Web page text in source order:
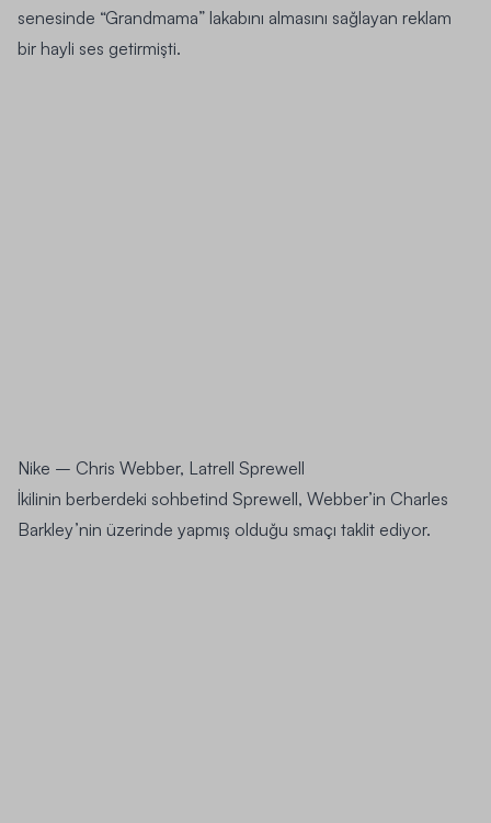
senesinde “Grandmama” lakabını almasını sağlayan reklam
bir hayli ses getirmişti.
Nike – Chris Webber, Latrell Sprewell
İkilinin berberdeki sohbetind Sprewell, Webber’in Charles
Barkley’nin üzerinde yapmış olduğu smaçı taklit ediyor.